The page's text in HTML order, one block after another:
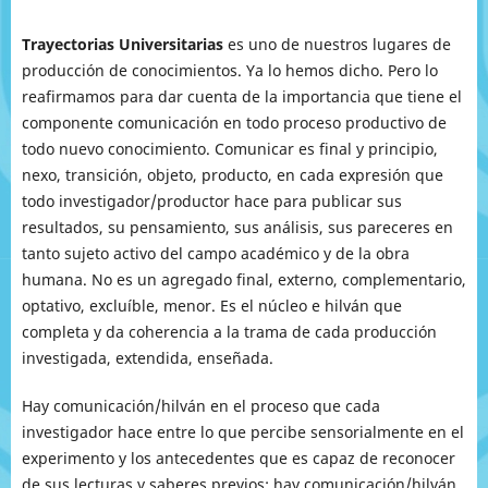
Trayectorias Universitarias es uno de nuestros lugares de
producción de conocimientos. Ya lo hemos dicho. Pero lo
reafirmamos para dar cuenta de la importancia que tiene el
componente comunicación en todo proceso productivo de
todo nuevo conocimiento. Comunicar es final y principio,
nexo, transición, objeto, producto, en cada expresión que
todo investigador/productor hace para publicar sus
resultados, su pensamiento, sus análisis, sus pareceres en
tanto sujeto activo del campo académico y de la obra
humana. No es un agregado final, externo, complementario,
optativo, excluíble, menor. Es el núcleo e hilván que
completa y da coherencia a la trama de cada producción
investigada, extendida, enseñada.
Hay comunicación/hilván en el proceso que cada
investigador hace entre lo que percibe sensorialmente en el
experimento y los antecedentes que es capaz de reconocer